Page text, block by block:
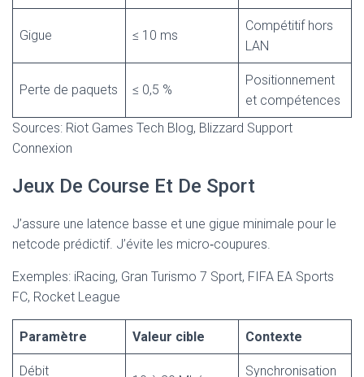
Gigue ≤ 10 ms
Compétitif hors
LAN
Perte de paquets ≤ 0,5 %
Positionnement
et compétences
Sources: Riot Games Tech Blog, Blizzard Support
Connexion
Jeux De Course Et De Sport
J’assure une latence basse et une gigue minimale pour le
netcode prédictif. J’évite les micro‑coupures.
Exemples: iRacing, Gran Turismo 7 Sport, FIFA EA Sports
FC, Rocket League
Paramètre Valeur cible Contexte
Débit
Synchronisation